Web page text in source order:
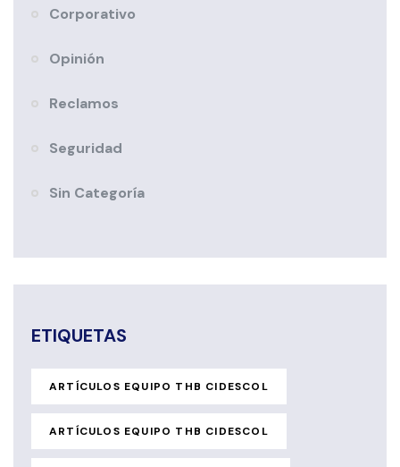
Corporativo
Opinión
Reclamos
Seguridad
Sin Categoría
ETIQUETAS
ARTÍCULOS EQUIPO THB CIDESCOL
ARTÍCULOS EQUIPO THB CIDESCOL